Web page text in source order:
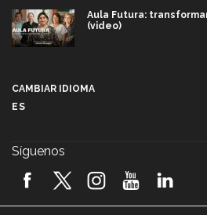
Aula Futura:
(video)
2026! (video)
CAMBIAR IDIOMA
ES
Síguenos